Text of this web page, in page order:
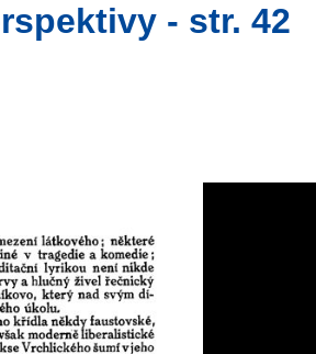
- str. 42